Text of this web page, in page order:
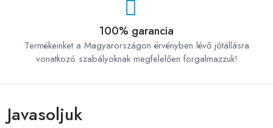
100% garancia
Termékeinket a Magyarországon érvényben lévő jótállásra
vonatkozó szabályoknak megfelelően forgalmazzuk!
Javasoljuk